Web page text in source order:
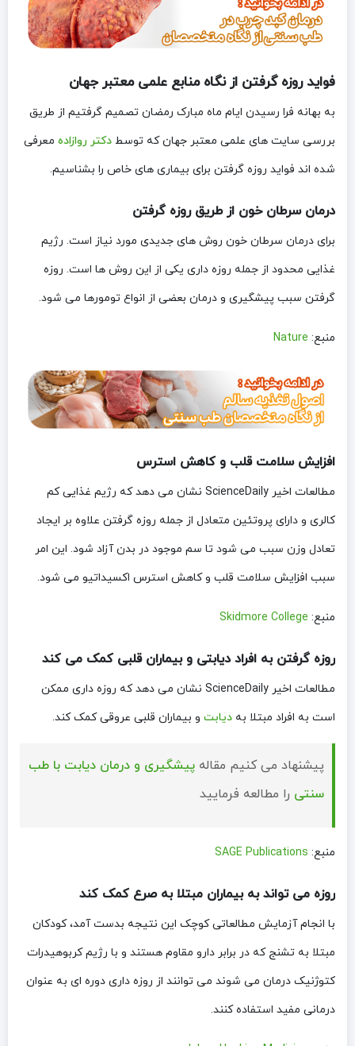
فواید روزه گرفتن از نگاه منابع علمی معتبر جهان
به بهانه فرا رسیدن ایام ماه مبارک رمضان تصمیم گرفتیم از طریق
بررسی سایت های علمی معتبر جهان که توسط دکتر روازاده معرفی
شده اند فواید روزه گرفتن برای بیماری های خاص را بشناسیم.
درمان سرطان خون از طریق روزه گرفتن
برای درمان سرطان خون روش های جدیدی مورد نیاز است. رژیم
غذایی محدود از جمله روزه داری یکی از این روش ها است. روزه
گرفتن سبب پیشگیری و درمان بعضی از انواع تومورها می شود.
منبع: Nature
افزایش سلامت قلب و کاهش استرس
مطالعات اخیر ScienceDaily نشان می دهد که رژیم غذایی کم
کالری و دارای پروتئین متعادل از جمله روزه گرفتن علاوه بر ایجاد
تعادل وزن سبب می شود تا سم موجود در بدن آزاد شود. این امر
سبب افزایش سلامت قلب و کاهش استرس اکسیداتیو می شود.
منبع: Skidmore College
روزه گرفتن به افراد دیابتی و بیماران قلبی کمک می کند
مطالعات اخیر ScienceDaily نشان می دهد که روزه داری ممکن
است به افراد مبتلا به دیابت و بیماران قلبی عروقی کمک کند.
پیشنهاد می کنیم مقاله پیشگیری و درمان دیابت با طب
سنتی را مطالعه فرمایید
منبع: SAGE Publications
روزه می تواند به بیماران مبتلا به صرع کمک کند
با انجام آزمایش مطالعاتی کوچک این نتیجه بدست آمد، کودکان
مبتلا به تشنج که در برابر دارو مقاوم هستند و با رژیم کربوهیدرات
کتوژنیک درمان می شوند می توانند از روزه داری دوره ای به عنوان
درمانی مفید استفاده کنند.